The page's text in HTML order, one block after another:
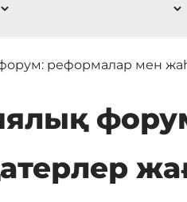
реформалар мен